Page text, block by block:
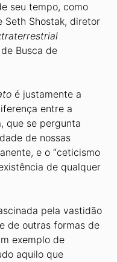
seu tempo, como
Seth Shostak, diretor
Busca de
é justamente a
entre a
que se pergunta
de nossas
e o “ceticismo
de qualquer
pela vastidão
de outras formas de
exemplo de
aquilo que